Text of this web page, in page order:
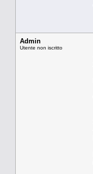
Admin
Utente non iscritto